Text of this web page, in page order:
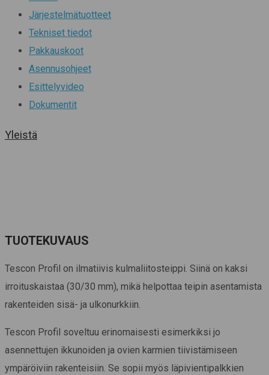
Järjestelmätuotteet
Tekniset tiedot
Pakkauskoot
Asennusohjeet
Esittelyvideo
Dokumentit
Yleistä
TUOTEKUVAUS
Tescon Profil on ilmatiivis kulmaliitosteippi. Siinä on kaksi
irroituskaistaa (30/30 mm), mikä helpottaa teipin asentamista
rakenteiden sisä- ja ulkonurkkiin.
Tescon Profil soveltuu erinomaisesti esimerkiksi jo
asennettujen ikkunoiden ja ovien karmien tiivistämiseen
ympäröiviin rakenteisiin. Se sopii myös läpivientipalkkien